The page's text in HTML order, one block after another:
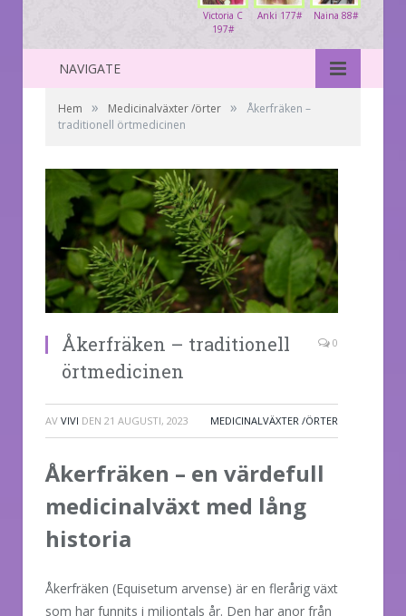
Naina 88#
Anki 177#
Victoria C
197#
NAVIGATE
Hem » Medicinalväxter /örter »
Åkerfräken –
traditionell örtmedicinen
Åkerfräken – traditionell
örtmedicinen
0
AV VIVI DEN 21 AUGUSTI, 2023 MEDICINALVÄXTER /ÖRTER
Åkerfräken – en värdefull
medicinalväxt med lång
historia
Åkerfräken (Equisetum arvense) är en flerårig växt
som har funnits i miljontals år. Den har anor från